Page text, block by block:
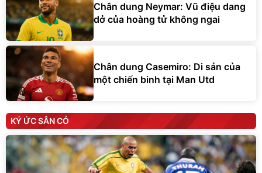
Chân dung Neymar: Vũ điệu dang
dở của hoàng tử không ngai
Chân dung Casemiro: Di sản của
một chiến binh tại Man Utd
KÝ ỨC SÂN CỎ